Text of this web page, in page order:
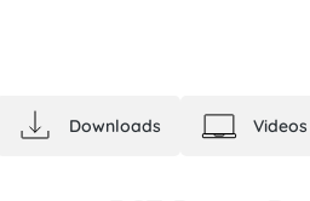
Downloads Videos